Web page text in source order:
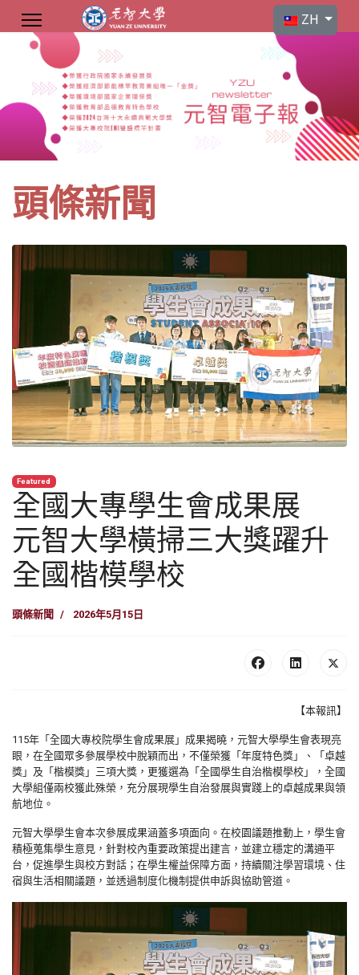
選擇你的語言
ZH
頭條新聞
Featured
全國大專學生會成果展
元智大學橫掃三大獎躍升
全國楷模學校
頭條新聞 2026年5月15日
【本報訊】
115年「全國大專校院學生會成果展」成果揭曉，元智大學學生會表現亮
眼，在全國眾多參展學校中脫穎而出，不僅榮獲「年度特色獎」、「卓越
獎」及「楷模獎」三項大獎，更獲選為「全國學生自治楷模學校」，全國
大學組僅兩校獲此殊榮，充分展現學生自治發展與實踐上的卓越成果與領
航地位。
元智大學學生會本次參展成果涵蓋多項面向。在校園議題推動上，學生會
積極蒐集學生意見，針對校內重要政策提出建言，並建立穩定的溝通平
台，促進學生與校方對話；在學生權益保障方面，持續關注學習環境、住
宿與生活相關議題，並透過制度化機制提供申訴與協助管道。